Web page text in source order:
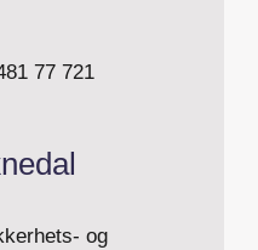
77 721
og